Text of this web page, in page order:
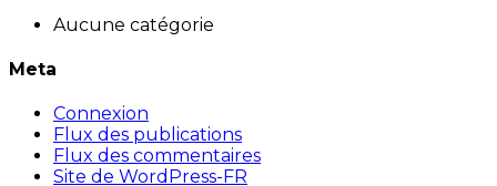
Aucune catégorie
Meta
Connexion
Flux des publications
Flux des commentaires
Site de WordPress-FR